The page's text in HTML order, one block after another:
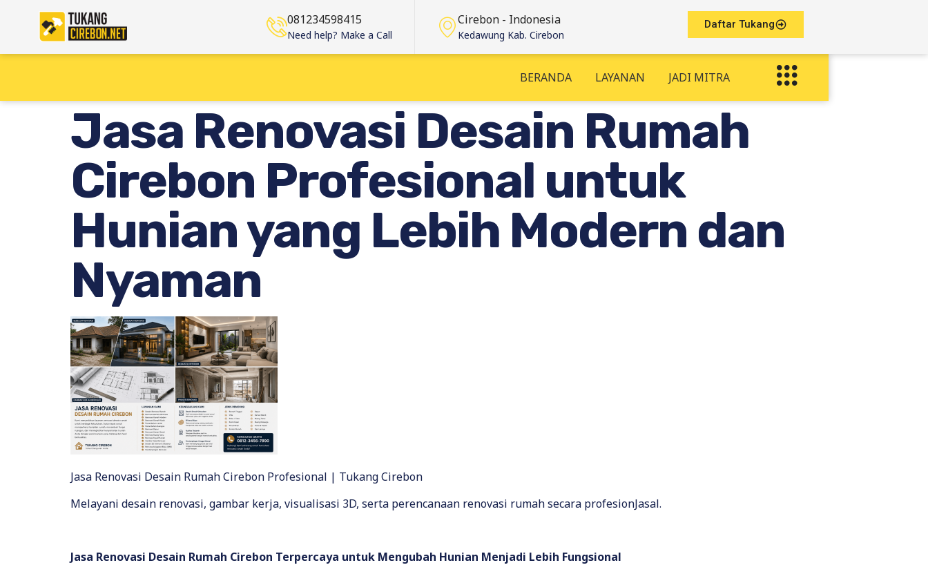
081234598415
Need help? Make a Call
Cirebon - Indonesia
Kedawung Kab. Cirebon
Daftar Tukang
BERANDA LAYANAN JADI MITRA
Jasa Renovasi Desain Rumah
Cirebon Profesional untuk
Hunian yang Lebih Modern dan
Nyaman
Jasa Renovasi Desain Rumah Cirebon Profesional | Tukang Cirebon
Melayani desain renovasi, gambar kerja, visualisasi 3D, serta perencanaan renovasi rumah secara profesionJasal.
Jasa Renovasi Desain Rumah Cirebon Terpercaya untuk Mengubah Hunian Menjadi Lebih Fungsional